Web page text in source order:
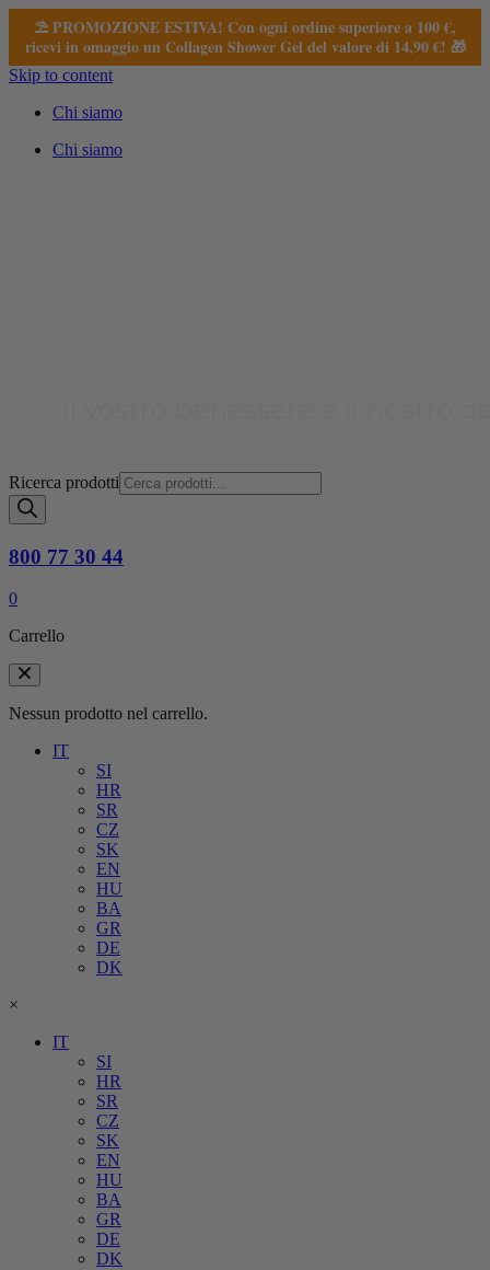
⛱️ PROMOZIONE ESTIVA! Con ogni ordine superiore a 100 €,
ricevi in omaggio un Collagen Shower Gel del valore di 14,90 €! 🎁
Skip to content
Chi siamo
Chi siamo
Ricerca prodotti
800 77 30 44
0
Carrello
Nessun prodotto nel carrello.
IT
SI
HR
SR
CZ
SK
EN
HU
BA
GR
DE
DK
×
IT
SI
HR
SR
CZ
SK
EN
HU
BA
GR
DE
DK